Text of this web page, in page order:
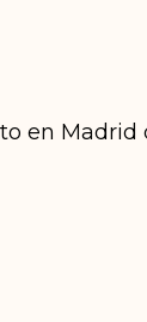
en Madrid